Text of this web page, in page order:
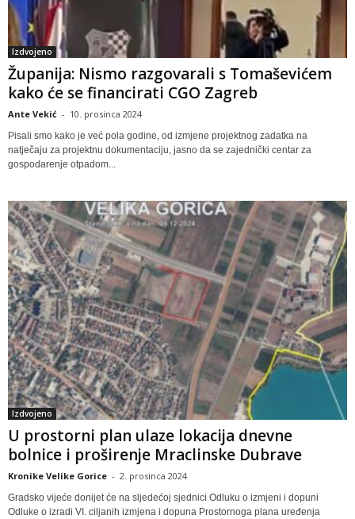
Izdvojeno
Županija: Nismo razgovarali s Tomaševićem
kako će se financirati CGO Zagreb
Ante Vekić - 10. prosinca 2024
Pisali smo kako je već pola godine, od izmjene projektnog zadatka na
natječaju za projektnu dokumentaciju, jasno da se zajednički centar za
gospodarenje otpadom...
Izdvojeno
U prostorni plan ulaze lokacija dnevne
bolnice i proširenje Mraclinske Dubrave
Kronike Velike Gorice - 2. prosinca 2024
Gradsko vijeće donijet će na sljedećoj sjednici Odluku o izmjeni i dopuni
Odluke o izradi VI. ciljanih izmjena i dopuna Prostornoga plana uređenja